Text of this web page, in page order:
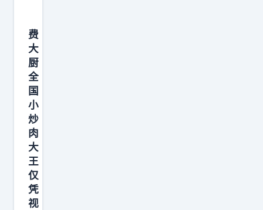
也
有
V
i
e
w
i
n
g
S
u
费
大
厨
全
国
小
炒
肉
大
王
仅
凭
视